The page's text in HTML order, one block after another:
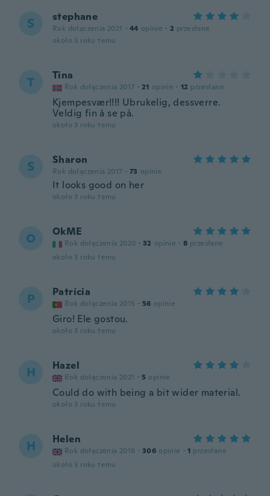
S stephane
Rok dołączenia 2021 · 44 opinie · 2 przesłane
około 3 roku temu
T Tina
Rok dołączenia 2017 · 21 opinie · 12 przesłane
Kjempesvær!!!! Ubrukelig, dessverre.
Veldig fin å se på.
około 3 roku temu
S Sharon
Rok dołączenia 2017 · 73 opinie
It looks good on her
około 3 roku temu
O OkME
Rok dołączenia 2020 · 32 opinie · 8 przesłane
około 3 roku temu
P Patrícia
Rok dołączenia 2015 · 56 opinie
Giro! Ele gostou.
około 3 roku temu
H Hazel
Rok dołączenia 2021 · 5 opinie
Could do with being a bit wider material.
około 3 roku temu
H Helen
Rok dołączenia 2016 · 306 opinie · 1 przesłane
około 3 roku temu